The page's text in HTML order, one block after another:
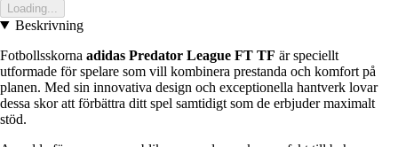
Loading...
Beskrivning
Fotbollsskorna adidas Predator League FT TF är speciellt
utformade för spelare som vill kombinera prestanda och komfort på
planen. Med sin innovativa design och exceptionella hantverk lovar
dessa skor att förbättra ditt spel samtidigt som de erbjuder maximalt
stöd.